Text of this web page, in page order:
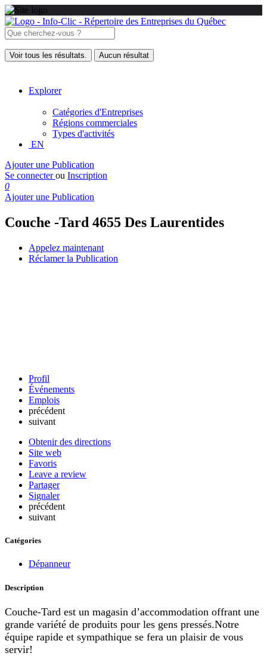
Voir tous les résultats. Aucun résultat
Explorer
Catégories d'Entreprises
Régions commerciales
Types d'activités
EN
Ajouter une Publication
Se connecterou Inscription
0
Ajouter une Publication
Couche -Tard 4655 Des Laurentides
Appelez maintenant
Réclamer la Publication
Profil
Événements
Emplois
précédent
suivant
Obtenir des directions
Site web
Favoris
Leave a review
Partager
Signaler
précédent
suivant
Catégories
Dépanneur
Description
Couche-Tard est un magasin d’accommodation offrant une
grande variété de produits pour les gens pressés.Notre
équipe rapide et sympathique se fera un plaisir de vous
servir!